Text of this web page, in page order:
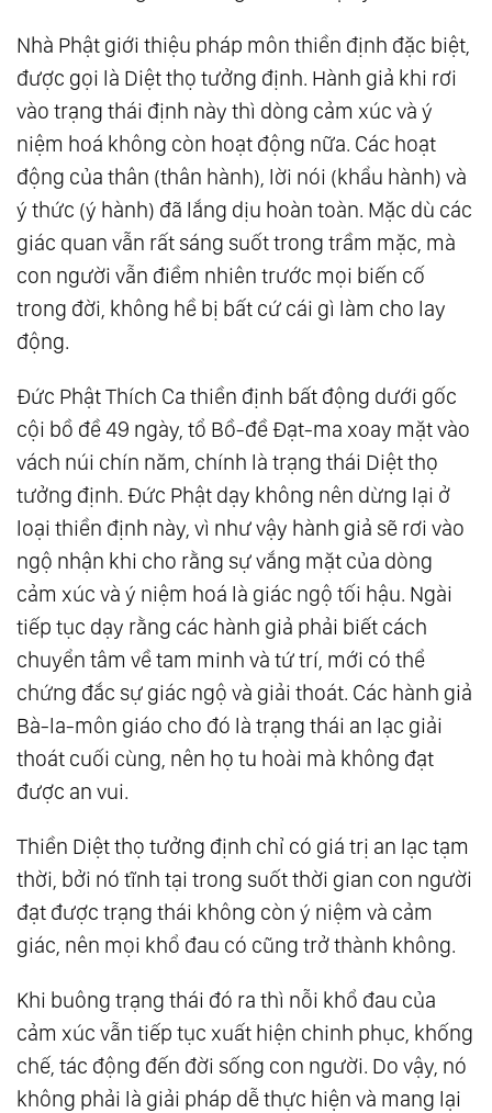
Nhà Phật giới thiệu pháp môn thiền định đặc biệt,
được gọi là Diệt thọ tưởng định. Hành giả khi rơi
vào trạng thái định này thì dòng cảm xúc và ý
niệm hoá không còn hoạt động nữa. Các hoạt
động của thân (thân hành), lời nói (khẩu hành) và
ý thức (ý hành) đã lắng dịu hoàn toàn. Mặc dù các
giác quan vẫn rất sáng suốt trong trầm mặc, mà
con người vẫn điềm nhiên trước mọi biến cố
trong đời, không hề bị bất cứ cái gì làm cho lay
động.
Đức Phật Thích Ca thiền định bất động dưới gốc
cội bồ đề 49 ngày, tổ Bồ-đề Đạt-ma xoay mặt vào
vách núi chín năm, chính là trạng thái Diệt thọ
tưởng định. Đức Phật dạy không nên dừng lại ở
loại thiền định này, vì như vậy hành giả sẽ rơi vào
ngộ nhận khi cho rằng sự vắng mặt của dòng
cảm xúc và ý niệm hoá là giác ngộ tối hậu. Ngài
tiếp tục dạy rằng các hành giả phải biết cách
chuyển tâm về tam minh và tứ trí, mới có thể
chứng đắc sự giác ngộ và giải thoát. Các hành giả
Bà-la-môn giáo cho đó là trạng thái an lạc giải
thoát cuối cùng, nên họ tu hoài mà không đạt
được an vui.
Thiền Diệt thọ tưởng định chỉ có giá trị an lạc tạm
thời, bởi nó tĩnh tại trong suốt thời gian con người
đạt được trạng thái không còn ý niệm và cảm
giác, nên mọi khổ đau có cũng trở thành không.
Khi buông trạng thái đó ra thì nỗi khổ đau của
cảm xúc vẫn tiếp tục xuất hiện chinh phục, khống
chế, tác động đến đời sống con người. Do vậy, nó
không phải là giải pháp dễ thực hiện và mang lại